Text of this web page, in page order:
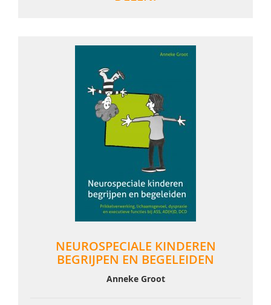
NEUROSPECIALE KINDEREN
BEGRIJPEN EN BEGELEIDEN
Anneke Groot